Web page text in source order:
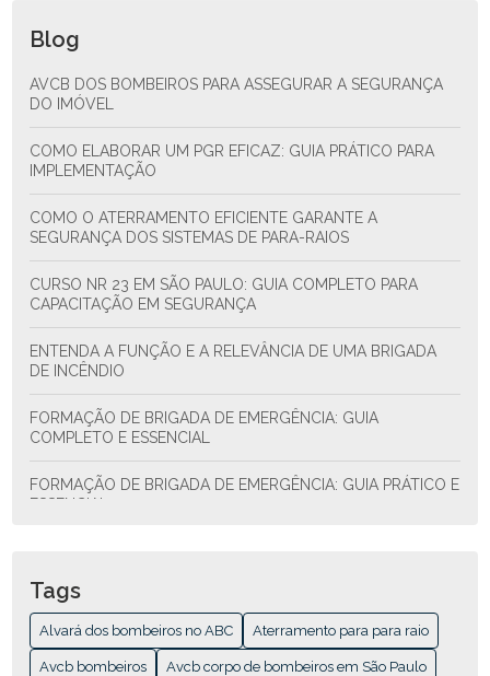
Blog
AVCB DOS BOMBEIROS PARA ASSEGURAR A SEGURANÇA
DO IMÓVEL
COMO ELABORAR UM PGR EFICAZ: GUIA PRÁTICO PARA
IMPLEMENTAÇÃO
COMO O ATERRAMENTO EFICIENTE GARANTE A
SEGURANÇA DOS SISTEMAS DE PARA-RAIOS
CURSO NR 23 EM SÃO PAULO: GUIA COMPLETO PARA
CAPACITAÇÃO EM SEGURANÇA
ENTENDA A FUNÇÃO E A RELEVÂNCIA DE UMA BRIGADA
DE INCÊNDIO
FORMAÇÃO DE BRIGADA DE EMERGÊNCIA: GUIA
COMPLETO E ESSENCIAL
FORMAÇÃO DE BRIGADA DE EMERGÊNCIA: GUIA PRÁTICO E
ESSENCIAL
GUIA COMPLETO PARA ENTENDER A EMISSÃO DO AVCB E
COMO FUNCIONA
Tags
Alvará dos bombeiros no ABC Aterramento para para raio
Avcb bombeiros Avcb corpo de bombeiros em São Paulo